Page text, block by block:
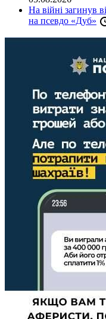
На війні загинув
на псевдо «Дуб»